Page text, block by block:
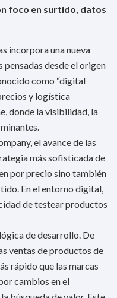
foco en surtido, datos
incorpora una nueva
pensadas desde el origen
como “digital
y logística
donde la visibilidad, la
el avance de las
más sofisticada de
por precio sino también
En el entorno digital,
de testear productos
de desarrollo. De
ventas de productos de
rápido que las marcas
cambios en el